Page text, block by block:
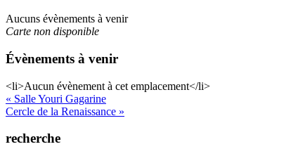
Aucuns évènements à venir
Carte non disponible
Évènements à venir
<li>Aucun évènement à cet emplacement</li>
Navigation
de
l’article
« Salle Youri Gagarine
Cercle de la Renaissance »
recherche